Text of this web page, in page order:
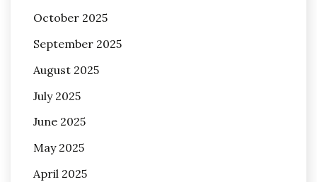
October 2025
September 2025
August 2025
July 2025
June 2025
May 2025
April 2025